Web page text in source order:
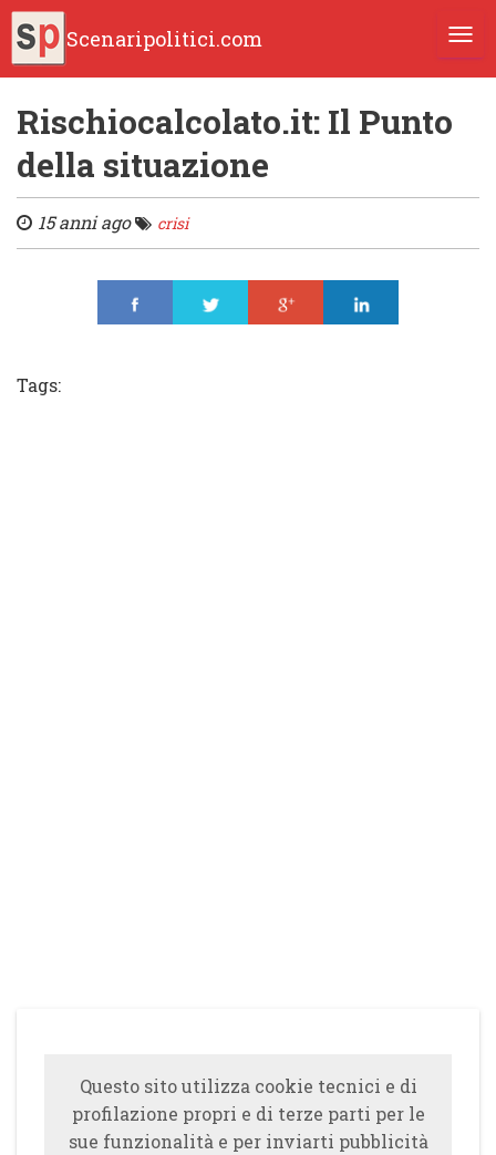
Scenaripolitici.com
Rischiocalcolato.it: Il Punto
della situazione
15 anni ago crisi
Tags:
Questo sito utilizza cookie tecnici e di
profilazione propri e di terze parti per le
sue funzionalità e per inviarti pubblicità